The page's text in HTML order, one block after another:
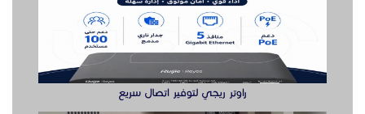
بوابة مواقف ايطالى Came بوابه